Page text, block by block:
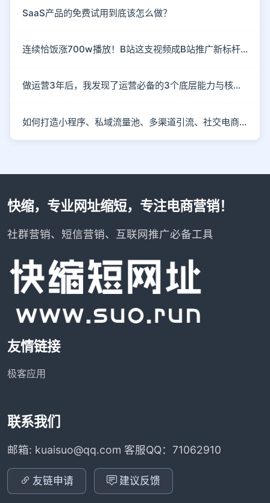
SaaS产品的免费试用到底该怎么做？
连续恰饭涨700w播放！B站这支视频成B站推广新标杆！
做运营3年后，我发现了运营必备的3个底层能力与核心思维
如何打造小程序、私域流量池、多渠道引流、社交电商玩法？
快缩，专业网址缩短，专注电商营销！
社群营销、短信营销、互联网推广必备工具
友情链接
极客应用
联系我们
邮箱: kuaisuo@qq.com 客服QQ：71062910
友链申请 建议反馈